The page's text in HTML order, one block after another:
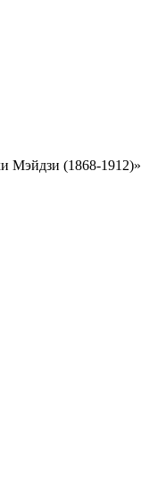
Мэйдзи (1868-1912)»